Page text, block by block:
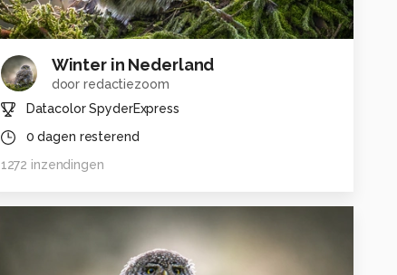
Winter in Nederland
doorredactiezoom
Datacolor SpyderExpress
0 dagen resterend
1272 inzendingen